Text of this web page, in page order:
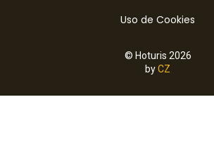
Uso de Cookies
© Hoturis 2026
byCZ